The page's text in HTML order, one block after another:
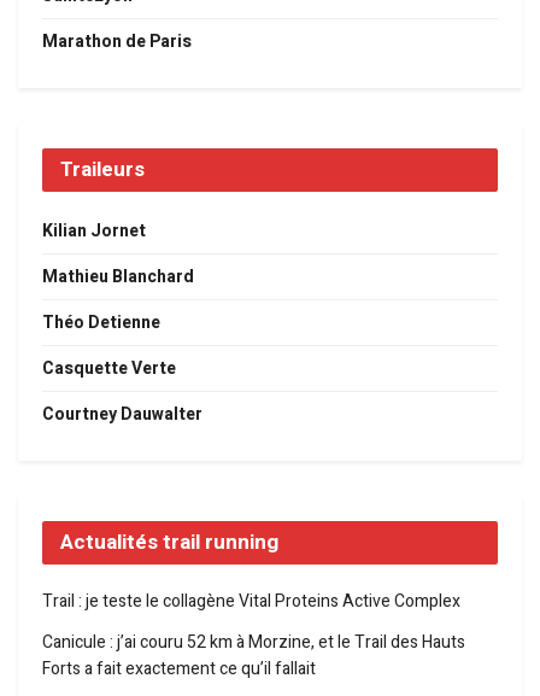
Marathon de Paris
Traileurs
Kilian Jornet
Mathieu Blanchard
Théo Detienne
Casquette Verte
Courtney Dauwalter
Actualités trail running
Trail : je teste le collagène Vital Proteins Active Complex
Canicule : j’ai couru 52 km à Morzine, et le Trail des Hauts
Forts a fait exactement ce qu’il fallait